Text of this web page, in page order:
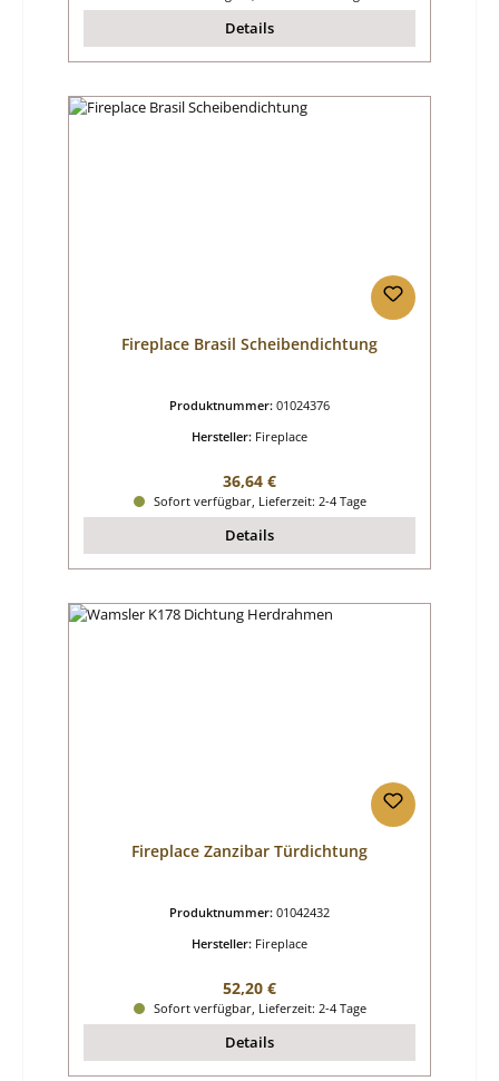
Details
Fireplace Brasil Scheibendichtung
Produktnummer: 01024376
Hersteller: Fireplace
Regulärer Preis:
36,64 €
Sofort verfügbar, Lieferzeit: 2-4 Tage
Details
Fireplace Zanzibar Türdichtung
Produktnummer: 01042432
Hersteller: Fireplace
Regulärer Preis:
52,20 €
Sofort verfügbar, Lieferzeit: 2-4 Tage
Details